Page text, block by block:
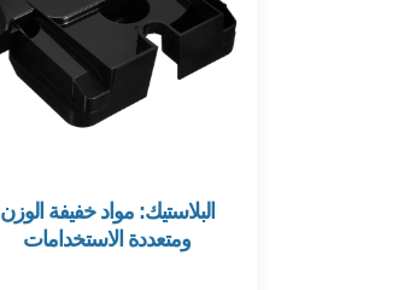
البلاستيك: مواد خفيفة الوزن
ومتعددة الاستخدامات